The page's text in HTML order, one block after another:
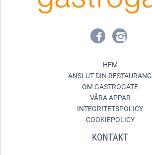
HEM
ANSLUT DIN RESTAURANG
OM GASTROGATE
VÅRA APPAR
INTEGRITETSPOLICY
COOKIEPOLICY
KONTAKT